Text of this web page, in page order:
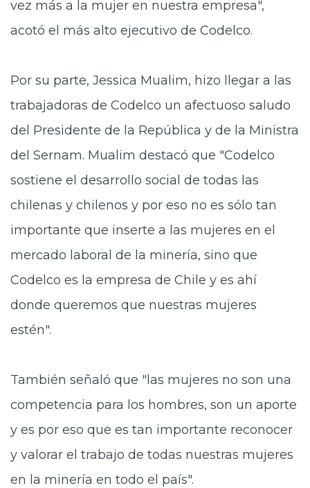
vez más a la mujer en nuestra empresa",
acotó el más alto ejecutivo de Codelco.
Por su parte, Jessica Mualim, hizo llegar a las
trabajadoras de Codelco un afectuoso saludo
del Presidente de la República y de la Ministra
del Sernam. Mualim destacó que "Codelco
sostiene el desarrollo social de todas las
chilenas y chilenos y por eso no es sólo tan
importante que inserte a las mujeres en el
mercado laboral de la minería, sino que
Codelco es la empresa de Chile y es ahí
donde queremos que nuestras mujeres
estén".
También señaló que "las mujeres no son una
competencia para los hombres, son un aporte
y es por eso que es tan importante reconocer
y valorar el trabajo de todas nuestras mujeres
en la minería en todo el país".